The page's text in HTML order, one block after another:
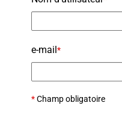
e-mail*
*Champ obligatoire